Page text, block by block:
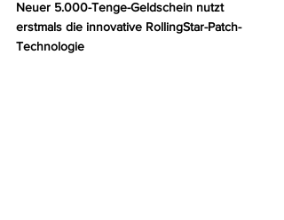
Neuer 5.000-Tenge-Geldschein nutzt
erstmals die innovative RollingStar-Patch-
Technologie